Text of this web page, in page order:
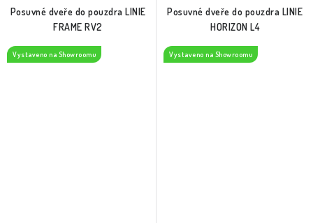
Posuvné dveře do pouzdra LINIE
FRAME RV2
Vystaveno na Showroomu
Posuvné dveře do pouzdra LINIE
HORIZON L4
Vystaveno na Showroomu